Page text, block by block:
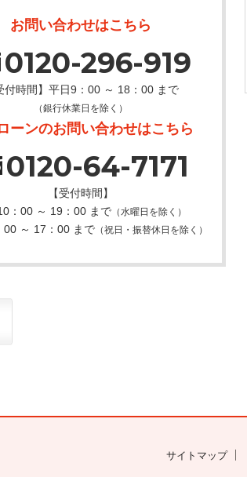
お問い合わせはこちら
0120-296-919
付時間】平日9：00 ～ 18：00 まで
（銀行休業日を除く）
ーンのお問い合わせはこちら
0120-64-7171
【受付時間】
：00 ～ 19：00 まで （水曜日を除く）
00 ～ 17：00 まで （祝日・振替休日を除く）
サイトマップ